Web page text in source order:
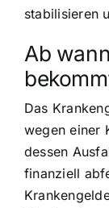
stabilisieren
Ab
Das
wegen einer
dessen
finanziell